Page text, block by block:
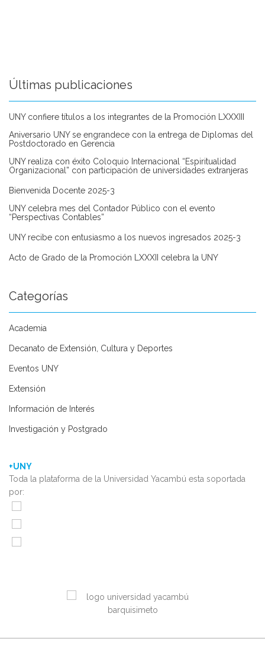
Últimas publicaciones
UNY confiere títulos a los integrantes de la Promoción LXXXIII
Aniversario UNY se engrandece con la entrega de Diplomas del
Postdoctorado en Gerencia
UNY realiza con éxito Coloquio Internacional “Espiritualidad
Organizacional” con participación de universidades extranjeras
Bienvenida Docente 2025-3
UNY celebra mes del Contador Público con el evento
“Perspectivas Contables”
UNY recibe con entusiasmo a los nuevos ingresados 2025-3
Acto de Grado de la Promoción LXXXII celebra la UNY
Categorías
Academia
Decanato de Extensión, Cultura y Deportes
Eventos UNY
Extensión
Información de Interés
Investigación y Postgrado
+UNY
Toda la plataforma de la Universidad Yacambú esta soportada
por: